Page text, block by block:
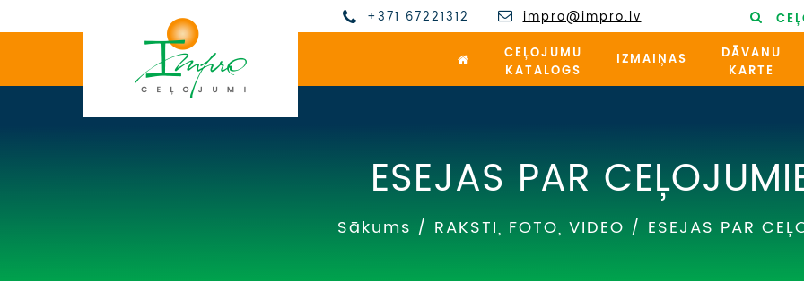
+371 67221312 impro@impro.lv
CEĻOJUMU
KATALOGS
IZMAIŅAS
DĀVANU
KARTE
ESEJAS PAR
Sākums / RAKSTI, FOTO, VIDEO / ESEJAS PAR